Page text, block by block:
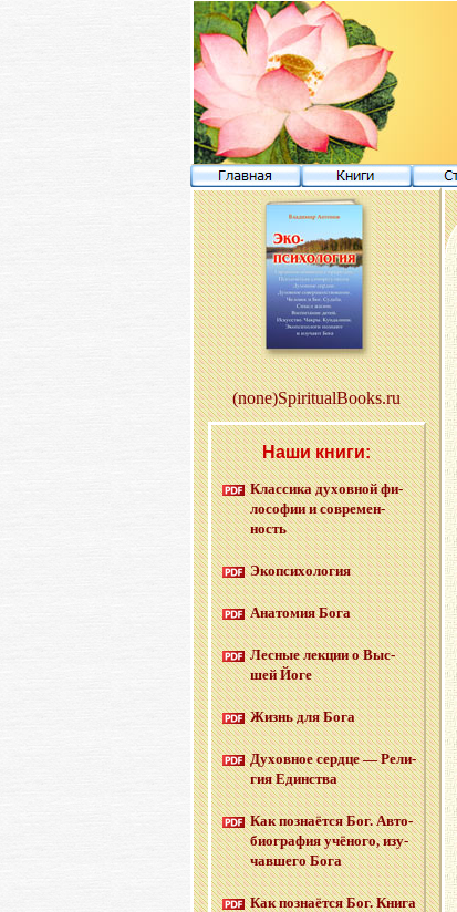
(none)SpiritualBooks.ru
Наши книги:
Клас­си­ка ду­хов­ной фи­
ло­со­фии и со­вре­мен­
ность
Эко­пси­хо­ло­гия
Ана­то­мия Бога
Лес­ные лек­ции о Выс­
шей Йоге
Жизнь для Бога
Ду­хов­ное серд­це — Ре­ли­
гия Един­ства
Как по­зна­ёт­ся Бог. Ав­то­
био­гра­фия учё­но­го, изу­
чав­ше­го Бога
Как по­зна­ёт­ся Бог. Книга